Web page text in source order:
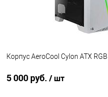
Корпус AeroCool Cylon ATX
5 000 руб. / шт